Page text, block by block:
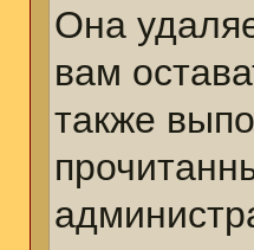
Она
вам
также